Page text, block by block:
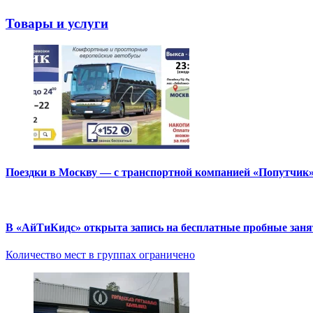
Товары и услуги
Поездки в Москву — с транспортной компанией
В «АйТиКидс» открыта запись на бесплатные пробные
Количество мест в группах ограничено